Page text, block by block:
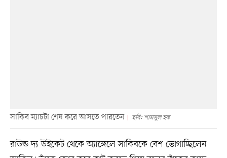
সাকিব ম্যাচটা শেষ করে আসতে পারতেন ছবি: শামসুল হক
রাউন্ড দ্য উইকেট থেকে অ্যাঙ্গেলে সাকিবকে বেশ ভোগাচ্ছিলেন